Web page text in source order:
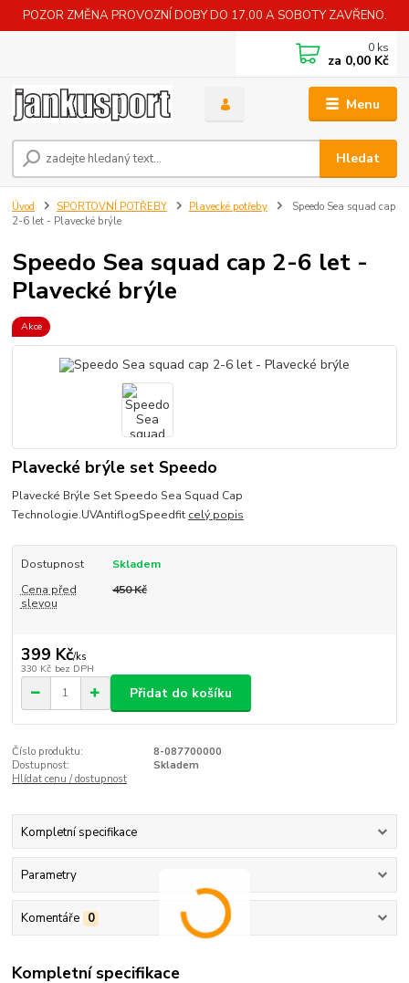
POZOR ZMĚNA PROVOZNÍ DOBY DO 17,00 A SOBOTY ZAVŘENO.
Menu
Hledat
0 ks
za 0,00 Kč
Úvod SPORTOVNÍ POTŘEBY Plavecké potřeby
Speedo Sea squad cap
2-6 let - Plavecké brýle
Speedo Sea squad cap 2-6 let -
Plavecké brýle
Akce
Plavecké brýle set Speedo
Plavecké Brýle Set Speedo Sea Squad Cap
Technologie.UVAntiflogSpeedfit celý popis
Dostupnost
Skladem
Cena před
slevou
450 Kč
399 Kč/ks
330 Kč bez DPH
Přidat do košíku
Číslo produktu:
8-087700000
Dostupnost:
Skladem
Hlídat cenu / dostupnost
Kompletní specifikace
Parametry
Komentáře 0
Kompletní specifikace